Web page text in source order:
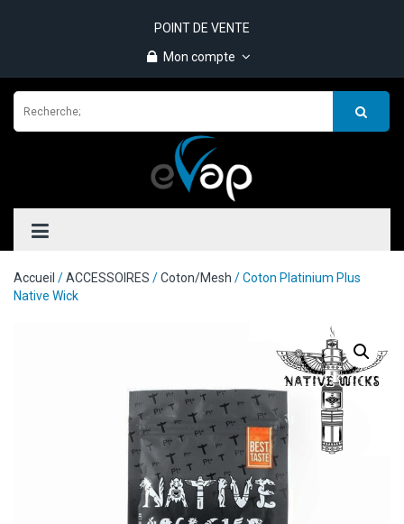
POINT DE VENTE
Mon compte
Accueil /ACCESSOIRES /Coton/Mesh / Coton Platinium Plus
Native Wick